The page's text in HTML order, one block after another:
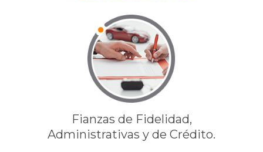
Fianzas de Fidelidad,
Administrativas y de Crédito.